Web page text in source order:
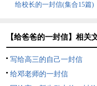
给校长的一封信(集合15篇)
【给爸爸的一封信】相关
写给高三的自己一封信
给邓老师的一封信